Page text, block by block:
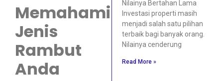
Memahami
Jenis
Rambut
Anda
Nilainya Bertahan Lama
Investasi properti masih
menjadi salah satu pilihan
terbaik bagi banyak orang.
Nilainya cenderung
Read More »